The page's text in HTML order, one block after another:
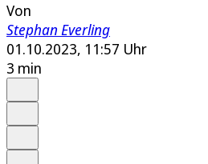
Von
Stephan Everling
01.10.2023, 11:57 Uhr
3 min